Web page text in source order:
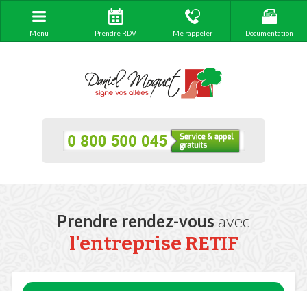
Menu Prendre RDV Me rappeler Documentation
Prendre rendez-vous avec
l'entreprise RETIF